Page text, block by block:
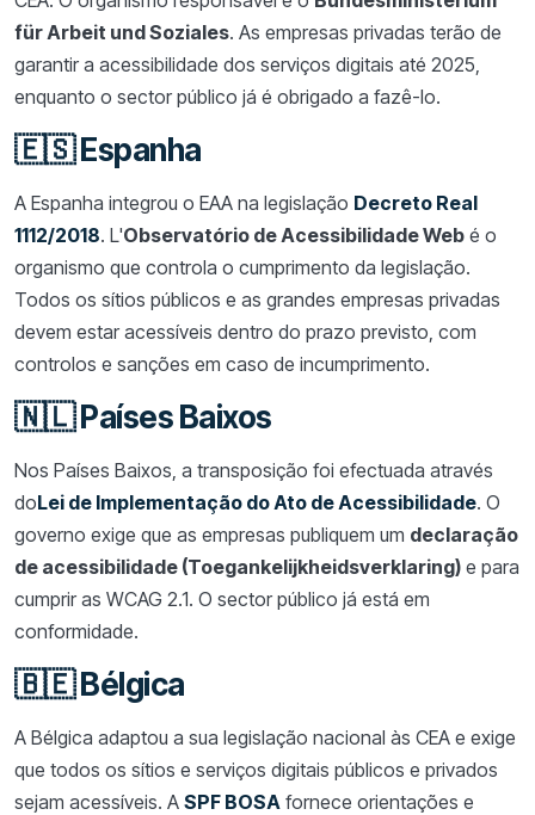
für Arbeit und Soziales. As empresas privadas terão de
garantir a acessibilidade dos serviços digitais até 2025,
enquanto o sector público já é obrigado a fazê-lo.
🇪🇸 Espanha
A Espanha integrou o EAA na legislação Decreto Real
1112/2018. L'Observatório de Acessibilidade Web é o
organismo que controla o cumprimento da legislação.
Todos os sítios públicos e as grandes empresas privadas
devem estar acessíveis dentro do prazo previsto, com
controlos e sanções em caso de incumprimento.
🇳🇱 Países Baixos
Nos Países Baixos, a transposição foi efectuada através
doLei de Implementação do Ato de Acessibilidade. O
governo exige que as empresas publiquem um declaração
de acessibilidade (Toegankelijkheidsverklaring) e para
cumprir as WCAG 2.1. O sector público já está em
conformidade.
🇧🇪 Bélgica
A Bélgica adaptou a sua legislação nacional às CEA e exige
que todos os sítios e serviços digitais públicos e privados
sejam acessíveis. A SPF BOSA fornece orientações e